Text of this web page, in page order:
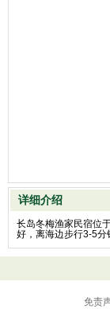
详细介绍
长岛冬梅渔家民宿位
好，离海边步行3-5分
免责